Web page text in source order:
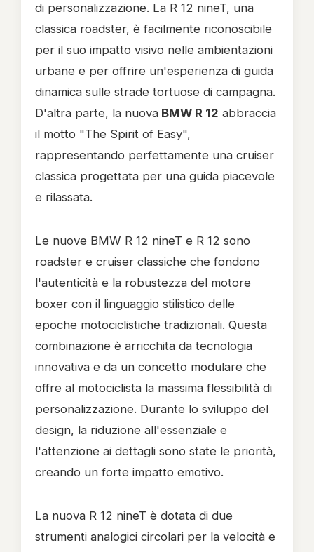
di personalizzazione. La R 12 nineT, una
classica roadster, è facilmente riconoscibile
per il suo impatto visivo nelle ambientazioni
urbane e per offrire un'esperienza di guida
dinamica sulle strade tortuose di campagna.
D'altra parte, la nuova BMW R 12 abbraccia
il motto "The Spirit of Easy",
rappresentando perfettamente una cruiser
classica progettata per una guida piacevole
e rilassata.
Le nuove BMW R 12 nineT e R 12 sono
roadster e cruiser classiche che fondono
l'autenticità e la robustezza del motore
boxer con il linguaggio stilistico delle
epoche motociclistiche tradizionali. Questa
combinazione è arricchita da tecnologia
innovativa e da un concetto modulare che
offre al motociclista la massima flessibilità di
personalizzazione. Durante lo sviluppo del
design, la riduzione all'essenziale e
l'attenzione ai dettagli sono state le priorità,
creando un forte impatto emotivo.
La nuova R 12 nineT è dotata di due
strumenti analogici circolari per la velocità e